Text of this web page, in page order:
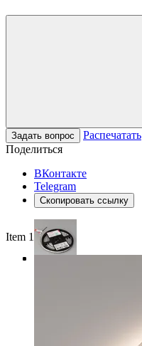
Задать вопрос
Распечатать
Поделиться
ВКонтакте
Telegram
Скопировать ссылку
Item 1 of 4